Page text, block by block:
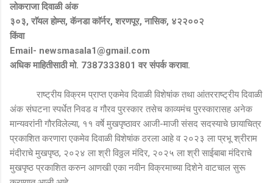
लोकराजा दिवाळी अंक
३०३, राॅयल होम्स, कॅनडा काॅर्नर, शरणपूर, नासिक, ४२२००२
किंवा
Email- newsmasala1@gmail.com
अधिक माहितीसाठी मो. 7387333801 वर संपर्क करावा.
राष्ट्रीय विक्रम प्राप्त एकमेव दिवाळी विशेषांक तथा आंतरराष्ट्रीय दिवाळी
अंक संघटना स्पर्धेत निवड व गौरव पुरस्कार तसेच काव्यमंच पुरस्कारासह अनेक
मान्यवरांनी गौरविलेल्या, ११ वर्षे मुखपृष्ठावर आजी-माजी संसद सदस्याचे छायाचित्र
प्रकाशित करणारा एकमेव दिवाळी विशेषांक ठरला आहे व २०२३ ला प्रभू श्रीराम
मंदीराचे मुखपृष्ठ, २०२४ ला श्री विठ्ठल मंदिर, २०२५ ला श्री साईबाबा मंदिराचे
मुखपृष्ठ प्रकाशित करुन आणखी एका नवीन विक्रमाच्या दिशेने वाटचाल सुरू